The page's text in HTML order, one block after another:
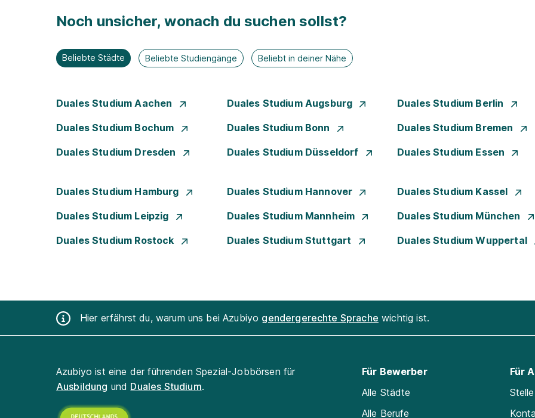
Noch unsicher, wonach du suchen sollst?
Beliebte Städte Beliebte Studiengänge Beliebt in deiner Nähe
Duales Studium Aachen Duales Studium Augsburg Duales Studium Berlin
Duales Studium Bochum Duales Studium Bonn Duales Studium Bremen
Duales Studium Dresden Duales Studium Düsseldorf Duales Studium Essen
Duales Studium Hamburg Duales Studium Hannover Duales Studium Kassel
Duales Studium Leipzig Duales Studium Mannheim Duales Studium München
Duales Studium Rostock Duales Studium Stuttgart Duales Studium Wuppertal
Hier erfährst du, warum uns bei Azubiyo gendergerechte Sprache wichtig ist.
Azubiyo ist eine der führenden Spezial-Jobbörsen für
Ausbildung und Duales Studium.
Für Bewerber
Alle Städte
Alle Berufe
Für